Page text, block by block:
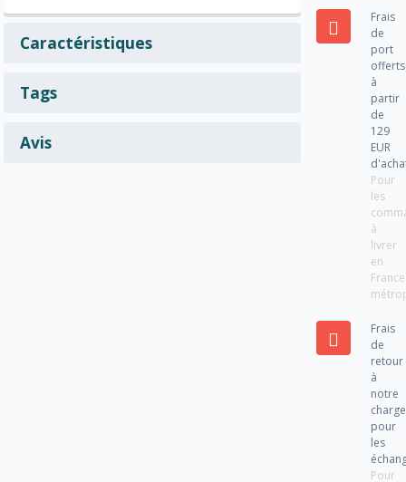
Caractéristiques
Tags
Avis
Frais
de
port
offerts
à
partir
de
129
EUR
Pour
les
à
livrer
en
France
Frais
de
retour
à
notre
charge
pour
les
Pour